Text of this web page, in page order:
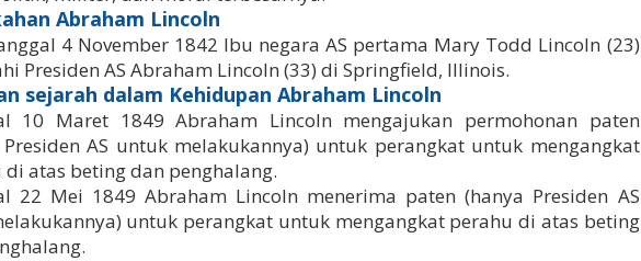
Abraham Lincoln
4 November 1842 Ibu negara AS pertama Mary Todd Lincoln (23)
Presiden AS Abraham Lincoln (33) di Springfield, Illinois.
sejarah dalam Kehidupan Abraham Lincoln
10 Maret 1849 Abraham Lincoln mengajukan permohonan paten
Presiden AS untuk melakukannya) untuk perangkat untuk mengangkat
di atas beting dan penghalang.
22 Mei 1849 Abraham Lincoln menerima paten (hanya Presiden AS
untuk perangkat untuk mengangkat perahu di atas beting